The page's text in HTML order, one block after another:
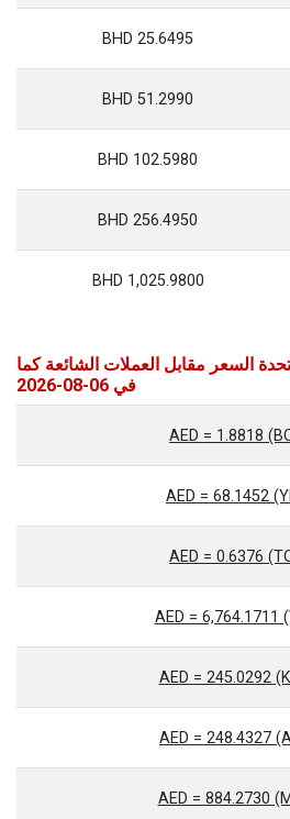
25.6495 BHD
51.2990 BHD
102.5980 BHD
256.4950 BHD
1,025.9800 BHD
السعر مقابل العملات الشائعة كما
في 06-08-2026